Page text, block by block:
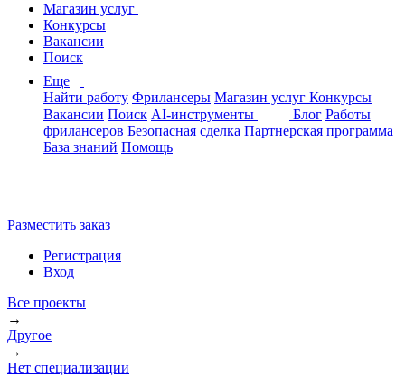
Магазин услуг
Конкурсы
Вакансии
Поиск
Еще
Найти работу Фрилансеры Магазин услуг Конкурсы
Вакансии Поиск AI-инструменты Блог Работы
фрилансеров Безопасная сделка Партнерская программа
База знаний Помощь
Разместить заказ
Регистрация
Вход
Все проекты
→
Другое
→
Нет специализации